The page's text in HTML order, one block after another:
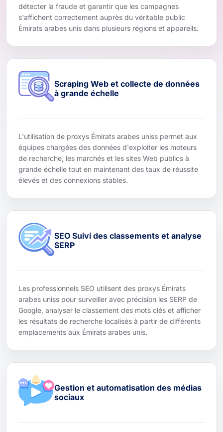
détecter la fraude et garantir que les campagnes
s'affichent correctement auprès du véritable public
Émirats arabes unis dans plusieurs régions et appareils.
Scraping Web et collecte de données
à grande échelle
L'utilisation de proxys Émirats arabes uniss permet aux
équipes chargées des données d'exploiter les moteurs
de recherche, les marchés et les sites Web publics à
grande échelle tout en maintenant des taux de réussite
élevés et des connexions stables.
SEO Suivi des classements et analyse
SERP
Les professionnels SEO utilisent des proxys Émirats
arabes uniss pour surveiller avec précision les SERP de
Google, analyser le classement des mots clés et afficher
les résultats de recherche localisés à partir de différents
emplacements aux Émirats arabes unis.
Gestion et automatisation des médias
sociaux